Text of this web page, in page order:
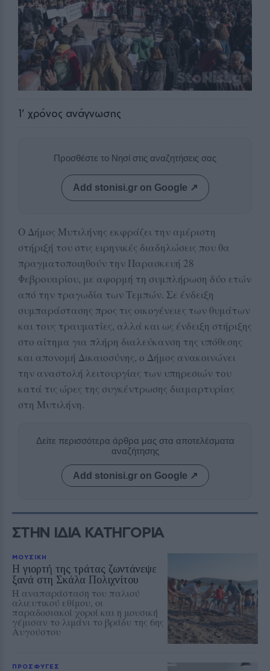
1' χρόνος ανάγνωσης
Προσθέστε το Νησί στις αναζητήσεις σας
Add stonisi.gr on Google ↗
Ο Δήμος Μυτιλήνης εκφράζει την αμέριστη
στήριξή του στις ειρηνικές διαδηλώσεις που θα
πραγματοποιηθούν την Παρασκευή 28
Φεβρουαρίου, με αφορμή τη συμπλήρωση δύο ετών
από την τραγωδία των Τεμπών. Σε ένδειξη
συμπαράστασης προς τις οικογένειες των θυμάτων
και τους τραυματίες, αλλά και ως ένδειξη στήριξης
στο αίτημα για πλήρη διαλεύκανση της υπόθεσης
και απονομή Δικαιοσύνης, ο Δήμος ανακοινώνει
την αναστολή λειτουργίας των υπηρεσιών του
κατά τις ώρες της συγκέντρωσης διαμαρτυρίας
στη Μυτιλήνη.
Δείτε περισσότερα άρθρα μας στα αποτελέσματα
αναζήτησης
Add stonisi.gr on Google ↗
ΣΤΗΝ ΙΔΙΑ ΚΑΤΗΓΟΡΙΑ
ΜΟΥΣΙΚΗ
Η γιορτή της τράτας ζωντάνεψε
ξανά στη Σκάλα Πολιχνίτου
Η αναπαράσταση του παλιού
αλιευτικού εθίμου, οι
παραδοσιακοί χοροί και η μουσική
γέμισαν το λιμάνι το βράδυ της 6ης
Αυγούστου
ΠΡΟΣΦΥΓΕΣ